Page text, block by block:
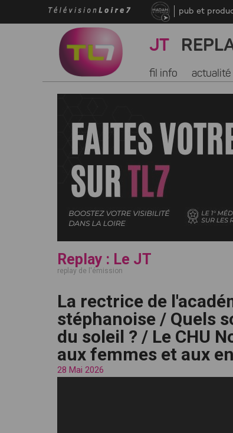
pub et
JT
fil info actualité
Replay : Le JT
replay de l'émission
La rectrice de
stéphanoise / Quels
du soleil ? / Le CHU
aux femmes et aux
28 Mai 2026